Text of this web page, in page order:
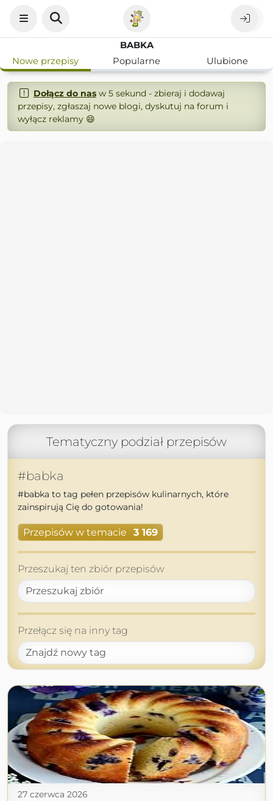
BABKA
Nowe przepisy
Popularne Ulubione
Dołącz do nasw 5 sekund - zbieraj i dodawaj
przepisy, zgłaszaj nowe blogi, dyskutuj na forum i
wyłącz reklamy 😄
Tematyczny podział przepisów
#babka
#babka to tag pełen przepisów kulinarnych, które
zainspirują Cię do gotowania!
Przepisów w temacie 3 169
Przeszukaj ten zbiór przepisów
Przełącz się na inny tag
27 czerwca 2026